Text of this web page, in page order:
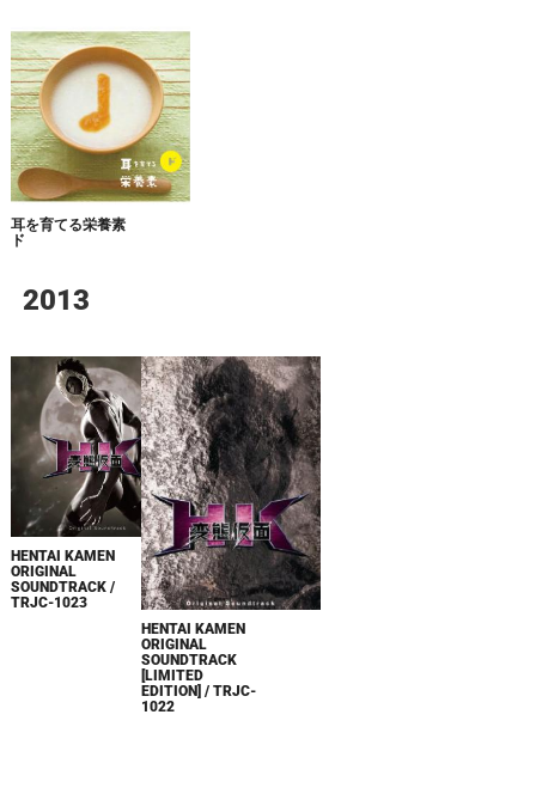
耳を育てる栄養素
ド
2013
HENTAI KAMEN
ORIGINAL
SOUNDTRACK /
TRJC-1023
HENTAI KAMEN
ORIGINAL
SOUNDTRACK
[LIMITED
EDITION] / TRJC-
1022